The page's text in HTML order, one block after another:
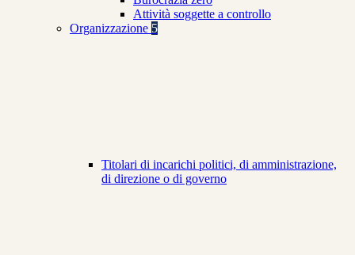
Attività soggette a controllo
Organizzazione 5
Titolari di incarichi politici, di amministrazione,
di direzione o di governo